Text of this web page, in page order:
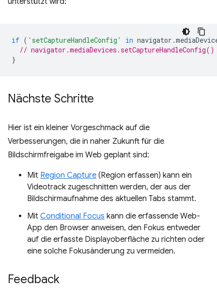
if ( 'setCaptureHandleConfig' in navigator .
//
}
Nächste Schritte
Hier ist ein kleiner Vorgeschmack auf die
Verbesserungen, die in naher Zukunft für die
Bildschirmfreigabe im Web geplant sind:
Mit Region Capture (Region erfassen) kann ein
Videotrack zugeschnitten werden, der aus der
Bildschirmaufnahme des aktuellen Tabs stammt.
Mit Conditional Focus kann die erfassende Web-
App den Browser anweisen, den Fokus entweder
auf die erfasste Displayoberfläche zu richten oder
eine solche Fokusänderung zu vermeiden.
Feedback